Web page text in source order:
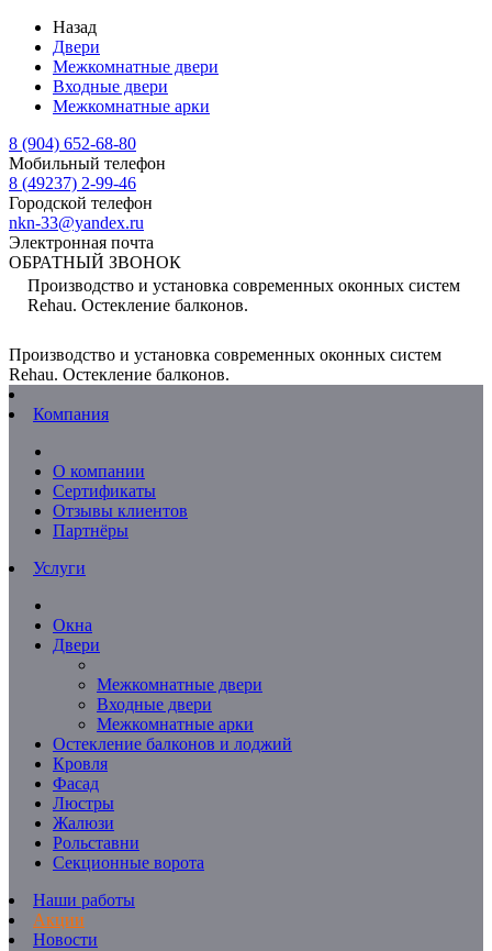
Назад
Двери
Межкомнатные двери
Входные двери
Межкомнатные арки
8 (904) 652-68-80
Мобильный телефон
8 (49237) 2-99-46
Городской телефон
nkn-33@yandex.ru
Электронная почта
ОБРАТНЫЙ ЗВОНОК
Производство и установка современных оконных систем
Rehau. Остекление балконов.
Производство и установка современных оконных систем
Rehau. Остекление балконов.
Компания
О компании
Сертификаты
Отзывы клиентов
Партнёры
Услуги
Окна
Двери
Межкомнатные двери
Входные двери
Межкомнатные арки
Остекление балконов и лоджий
Кровля
Фасад
Люстры
Жалюзи
Рольставни
Секционные ворота
Наши работы
Акции
Новости